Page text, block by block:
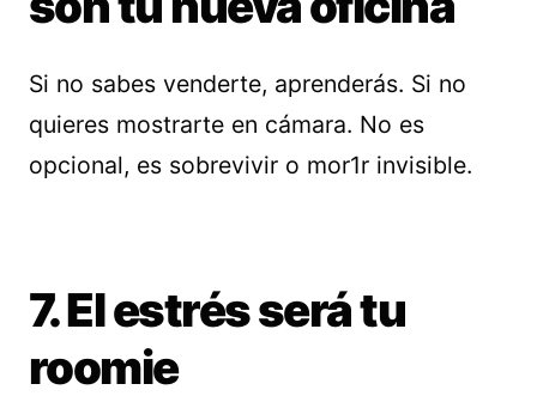
Si no sabes venderte, aprenderás. Si no
quieres mostrarte en cámara. No es
opcional, es sobrevivir o mor1r invisible.
7. El estrés será tu
roomie